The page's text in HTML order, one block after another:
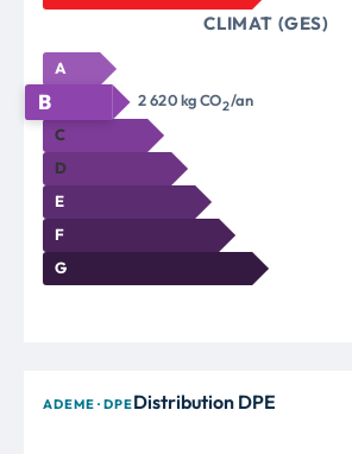
CLIMAT (GES)
A
B 2 620 kg CO2/an
C
D
E
F
G
ADEME · DPEDistribution DPE